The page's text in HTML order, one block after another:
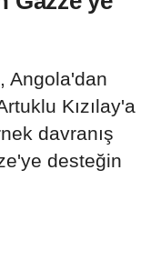
Angola'dan
Kızılay'a
davranış
desteğin